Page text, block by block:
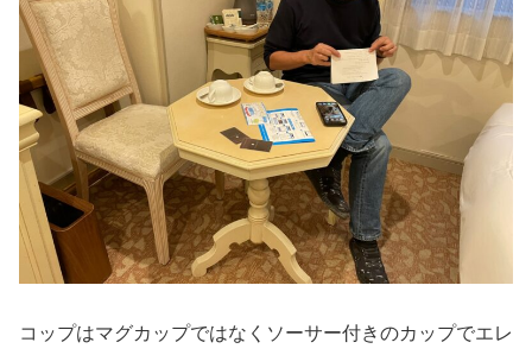
コップはマグカップではなくソーサー付きのカップでエレ